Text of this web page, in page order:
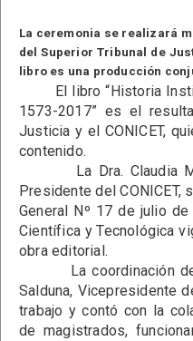
La ceremonia se realizará
del Superior Tribunal de
libro es una producción
El libro “Historia
1573-2017” es el
Justicia y el CONICET,
contenido.
La Dra. Claudia
Presidente del
General Nº 17 de julio
Científica y Tecnológica
obra editorial.
La coordinación de la
Salduna, Vicepresidente
trabajo y contó con la
de magistrados,